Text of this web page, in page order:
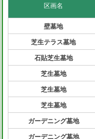
区画名
壁墓地
芝生テラス墓地
石貼芝生墓地
芝生墓地
芝生墓地
芝生墓地
ガーデニング墓地
ガーデニング墓地